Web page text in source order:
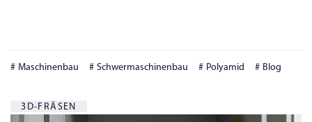
Maschinenbau Schwermaschinenbau Polyamid Blog
3D-FRÄSEN